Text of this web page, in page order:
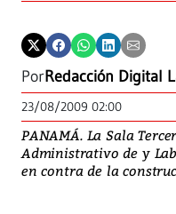
PorRedacción Digital
23/08/2009 02:00
PANAMÁ. La Sala
Administrativo de y
en contra de la